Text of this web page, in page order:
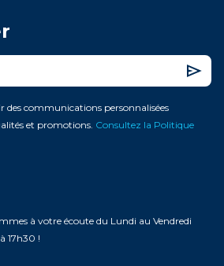
des communications personnalisées
et promotions. Consultez la Politique
à votre écoute du Lundi au Vendredi
17h30 !